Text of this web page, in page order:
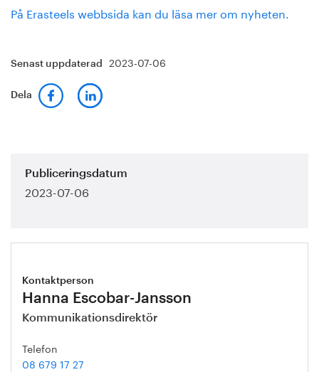
På Erasteels webbsida kan du läsa mer om nyheten.
Senast uppdaterad 2023-07-06
Dela
Publiceringsdatum
2023-07-06
Kontaktperson
Hanna Escobar-Jansson
Kommunikationsdirektör
Telefon
08 679 17 27